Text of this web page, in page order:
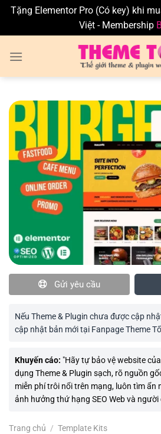
Tặng Elementor Pro (Có key) khi
Việt - Membership
Gửi yêu cầu
Nếu Theme & Plugin chưa được cập
cập nhật bản mới tại Fanpage Theme
Khuyến cáo: "Hãy tự bảo vệ website
dụng Theme & Plugin sạch, rõ nguồn
miễn phí trôi nổi trên mạng, luôn tìm ẩn
ảnh hưởng thứ hạng SEO Web và người
Trang chủ / Template Kits